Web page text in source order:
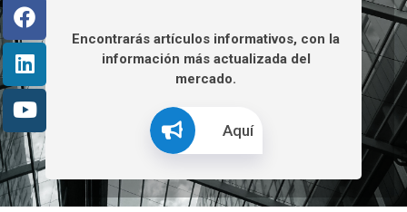
Encontrarás artículos informativos, con la
información más actualizada del
mercado.
Aquí